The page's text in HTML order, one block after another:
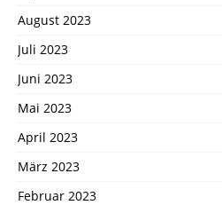
August 2023
Juli 2023
Juni 2023
Mai 2023
April 2023
März 2023
Februar 2023